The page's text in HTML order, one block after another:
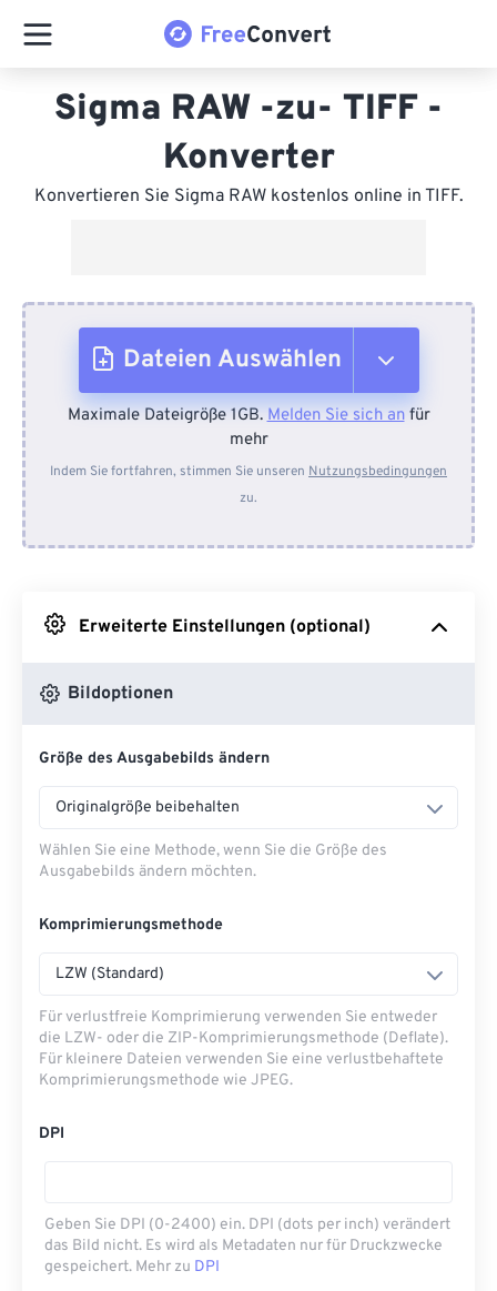
Sigma RAW -zu- TIFF -
Konverter
Konvertieren Sie Sigma RAW kostenlos online in TIFF.
Dateien Auswählen
Vom Gerät
Von Dropbox
Maximale Dateigröße 1GB.Melden Sie sich anfür
mehr
Indem Sie fortfahren, stimmen Sie unseren Nutzungsbedingungen
zu.
Erweiterte Einstellungen (optional)
Bildoptionen
Größe des Ausgabebilds ändern
Originalgröße beibehalten
Wählen Sie eine Methode, wenn Sie die Größe des
Ausgabebilds ändern möchten.
Komprimierungsmethode
LZW (Standard)
Für verlustfreie Komprimierung verwenden Sie entweder
die LZW- oder die ZIP-Komprimierungsmethode (Deflate).
Für kleinere Dateien verwenden Sie eine verlustbehaftete
Komprimierungsmethode wie JPEG.
DPI
Geben Sie DPI (0-2400) ein. DPI (dots per inch) verändert
das Bild nicht. Es wird als Metadaten nur für Druckzwecke
gespeichert. Mehr zu DPI